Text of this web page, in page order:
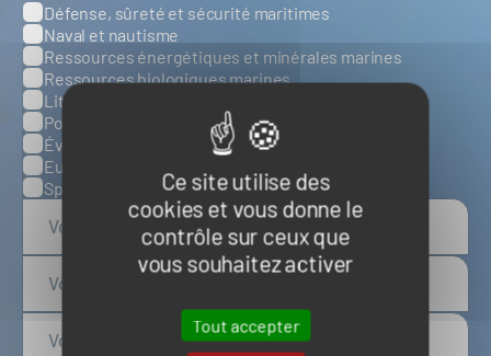
Ce site utilise des
cookies et vous donne le
contrôle sur ceux que
vous souhaitez activer
Tout accepter
Catégories
Défense, sûreté et sécurité maritimes
Naval et nautisme
Ressources énergétiques et minérales marines
Ressources biologiques marines
Littoral et environnement marins
Ports, infrastructures et logistique
Évènements
Europe
Spatial